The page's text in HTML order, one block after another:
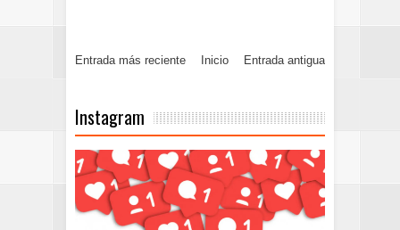
Entrada más reciente Entrada antigua
Inicio
Instagram